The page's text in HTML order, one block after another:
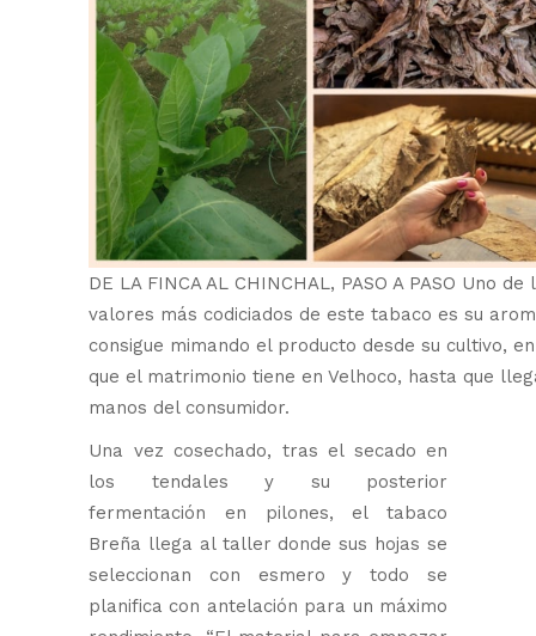
DE LA FINCA AL CHINCHAL, PASO A PASO Uno de
valores más codiciados de este tabaco es su
consigue mimando el producto desde su cultivo,
que el matrimonio tiene en Velhoco, hasta que
manos del consumidor.
Una vez cosechado, tras el secado en
los tendales y su posterior
fermentación en pilones, el tabaco
Breña llega al taller donde sus hojas se
seleccionan con esmero y todo se
planifica con antelación para un máximo